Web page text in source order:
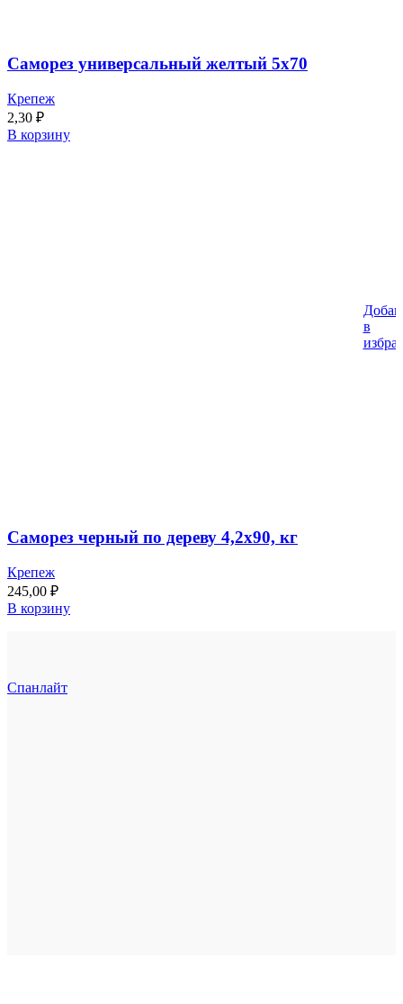
Саморез универсальный желтый 5х70
Крепеж
2,30 ₽
В корзину
в
Саморез черный по дереву 4,2х90, кг
Крепеж
245,00 ₽
В корзину
Спанлайт